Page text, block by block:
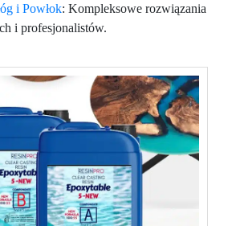
i Powłok: Kompleksowe rozwiązania
i profesjonalistów.